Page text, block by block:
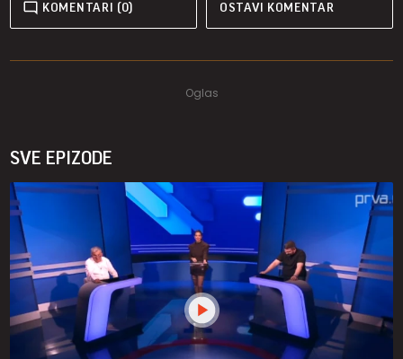
KOMENTARI (0) OSTAVI KOMENTAR
SVE EPIZODE